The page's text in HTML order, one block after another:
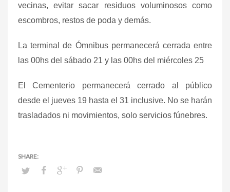
vecinas, evitar sacar residuos voluminosos como
escombros, restos de poda y demás.
La terminal de Ómnibus permanecerá cerrada entre
las 00hs del sábado 21 y las 00hs del miércoles 25
El Cementerio permanecerá cerrado al público
desde el jueves 19 hasta el 31 inclusive. No se harán
trasladados ni movimientos, solo servicios fúnebres.